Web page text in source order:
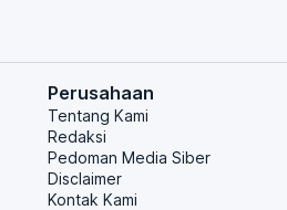
Perusahaan
Tentang Kami
Redaksi
Pedoman Media Siber
Disclaimer
Kontak Kami